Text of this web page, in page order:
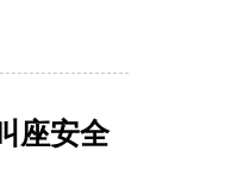
座安全